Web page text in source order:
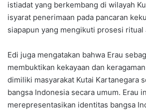
istiadat yang berkembang di wilayah
isyarat penerimaan pada pancaran
siapapun yang mengikuti prosesi ritual
Edi juga mengatakan bahwa Erau
membuktikan kekayaan dan
dimiliki masyarakat Kutai Kartanegara
bangsa Indonesia secara umum. Erau
merepresentasikan identitas bangsa